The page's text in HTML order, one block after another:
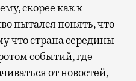
скорее как к
пытался понять, что
что страна середины
событий, где
от новостей,